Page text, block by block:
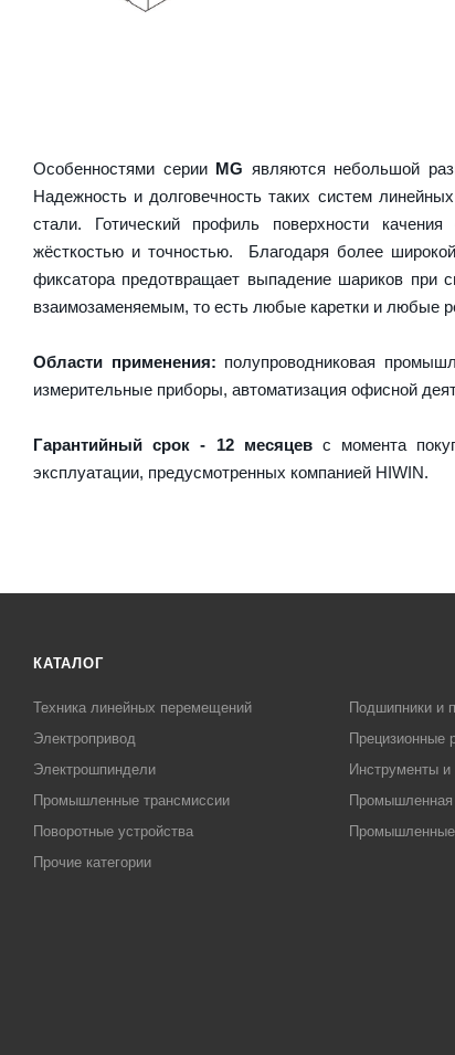
Особенностями серии MG являются небольшой
Надежность и долговечность таких систем
стали. Готический профиль поверхности
жёсткостью и точностью. Благодаря более
фиксатора предотвращает выпадение шариков при
взаимозаменяемым, то есть любые каретки и любые
Области применения: полупроводниковая
измерительные приборы, автоматизация офисной
Гарантийный срок - 12 месяцевс момента
эксплуатации, предусмотренных компанией HIWIN.
КАТАЛОГ
Техника линейных перемещений
Подшипники и
Электропривод
Прецизионные
Электрошпиндели
Инструменты
Промышленные трансмиссии
Промышленная
Поворотные устройства
Промышленные
Прочие категории